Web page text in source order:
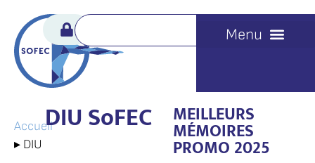
Accueil
▸ DIU
DIU SoFEC MEILLEURS
MÉMOIRES
PROMO 2025